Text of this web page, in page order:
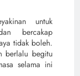
untuk
bercakap
tidak boleh.
berlalu begitu
selama ini